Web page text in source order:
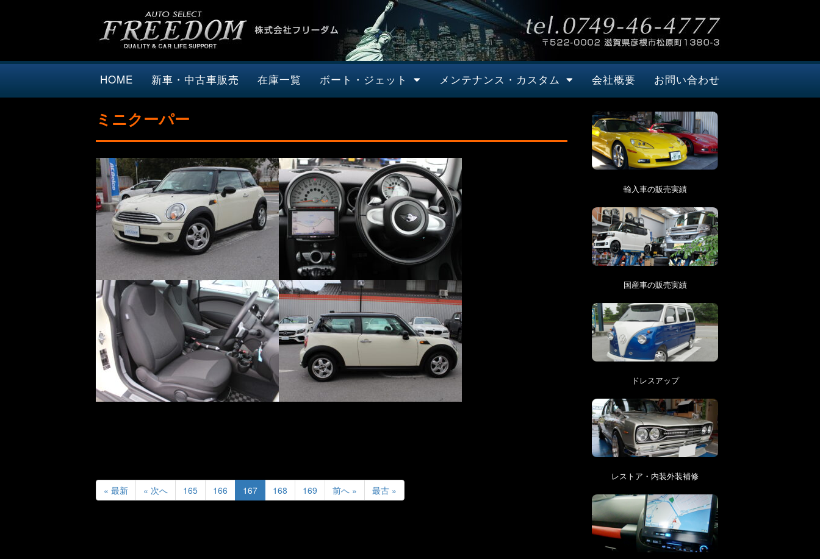
HOME 新車・中古車販売 在庫一覧 ボート・ジェット メンテナンス・カスタム 会社概要 お問い合わせ
ミニクーパー
« 最新 « 次へ 165 166 167 168 169 前へ » 最古 »
輸入車の販売実績
国産車の販売実績
ドレスアップ
レストア・内装外装補修